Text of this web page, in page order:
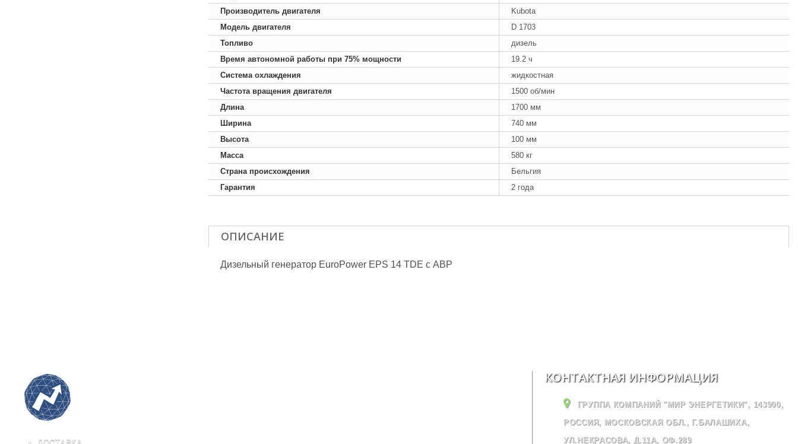
Производитель двигателя
Kubota
Модель двигателя
D 1703
Топливо
дизель
Время автономной работы при 75% мощности
19.2 ч
Система охлаждения
жидкостная
Частота вращения двигателя
1500 об/мин
Длина
1700 мм
Ширина
740 мм
Высота
100 мм
Масса
580 кг
Страна происхождения
Бельгия
Гарантия
2 года
ОПИСАНИЕ
Дизельный генератор EuroPower EPS 14 TDE с АВР
КОНТАКТНАЯ ИНФОРМАЦИЯ
ГРУППА КОМПАНИЙ "МИР ЭНЕРГЕТИКИ", 143900,
РОССИЯ, МОСКОВСКАЯ ОБЛ., Г.БАЛАШИХА,
УЛ.НЕКРАСОВА, Д.11А, ОФ.289